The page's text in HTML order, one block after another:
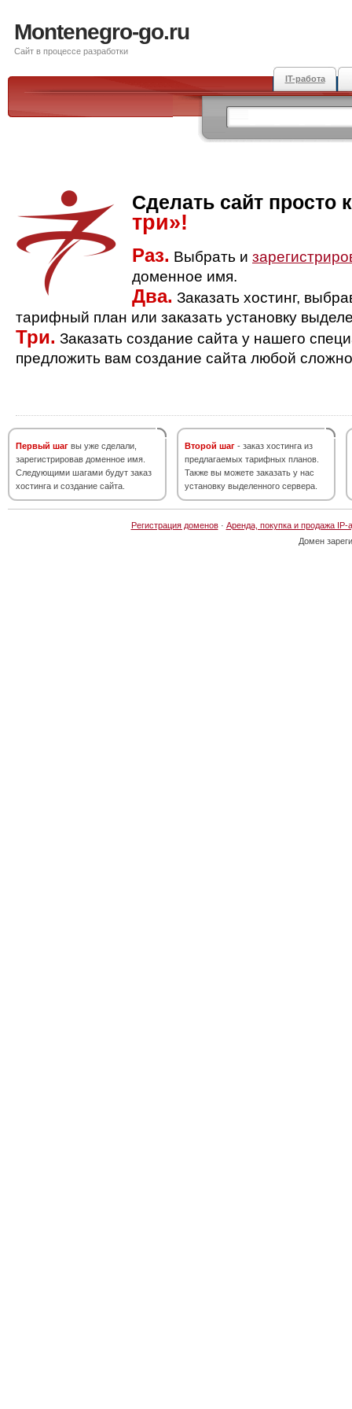
Montenegro-go.ru
Сайт в процессе разработки
IT-работа
Сделать сайт просто
три»!
Раз. Выбрать и
доменное имя.
Два. Заказать хостинг,
тарифный план или заказать установку
Три. Заказать создание сайта у нашего
предложить вам создание сайта любой
Первый шаг вы уже сделали,
зарегистрировав доменное имя.
Следующими шагами будут заказ
хостинга и создание сайта.
Второй шаг - заказ хостинга из
предлагаемых тарифных планов.
Также вы можете заказать у нас
установку выделенного сервера.
Регистрация доменов· Аренда, покупка и продажа IP-
Домен